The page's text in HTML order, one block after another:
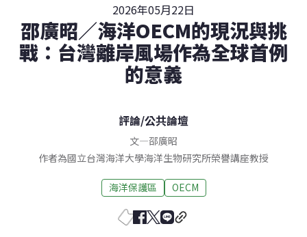
2026年05月22日
邵廣昭／海洋OECM的現況與挑
戰：台灣離岸風場作為全球首例
的意義
評論/公共論壇
文—邵廣昭
作者為國立台灣海洋大學海洋生物研究所榮譽講座教授
海洋保護區 OECM